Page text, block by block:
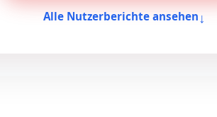
Alle Nutzerberichte ansehen↓